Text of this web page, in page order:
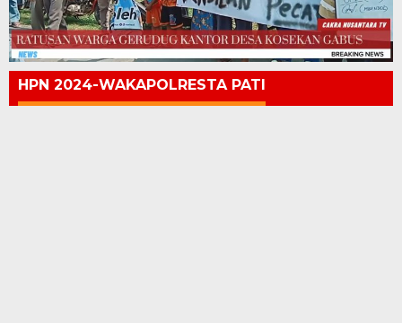
HPN 2024-WAKAPOLRESTA PATI